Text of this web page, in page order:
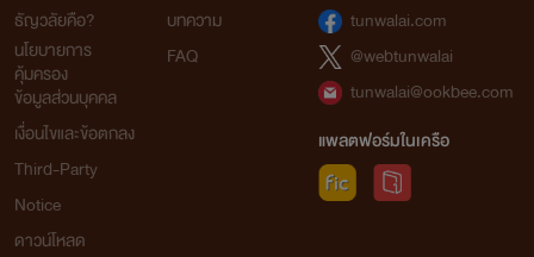
ธัญวลัยคือ?
นโยบายการ
คุ้มครอง
ข้อมูลส่วนบุคคล
เงื่อนไขและข้อตกลง
Third-Party
Notice
ดาวน์โหลด
บทความ
FAQ
tunwalai.com
@webtunwalai
tunwalai@ookbee.com
แพลตฟอร์มในเครือ